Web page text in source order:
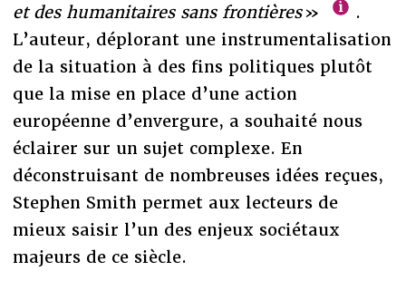
et des humanitaires sans frontières»
.
L’auteur, déplorant une instrumentalisation
de la situation à des fins politiques plutôt
que la mise en place d’une action
européenne d’envergure, a souhaité nous
éclairer sur un sujet complexe. En
déconstruisant de nombreuses idées reçues,
Stephen Smith permet aux lecteurs de
mieux saisir l’un des enjeux sociétaux
majeurs de ce siècle.